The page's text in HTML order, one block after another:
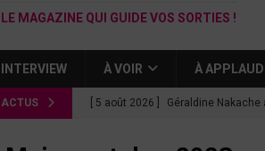
LE MAGAZINE QUI GUIDE VOS SORTIES !
INTERVIEW À VOIR À
ACTUS [ 5 août 2026 ] Géraldine